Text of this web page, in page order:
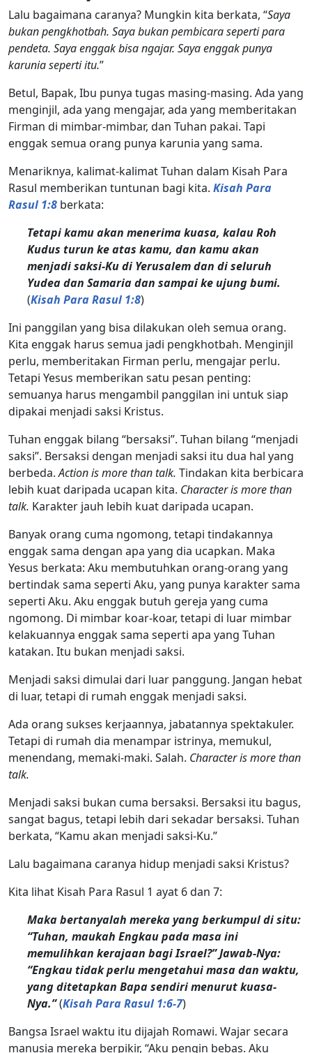
Lalu bagaimana caranya? Mungkin kita berkata, “Saya
bukan pengkhotbah. Saya bukan pembicara seperti para
pendeta. Saya enggak bisa ngajar. Saya enggak punya
karunia seperti itu.”
Betul, Bapak, Ibu punya tugas masing-masing. Ada yang
menginjil, ada yang mengajar, ada yang memberitakan
Firman di mimbar-mimbar, dan Tuhan pakai. Tapi
enggak semua orang punya karunia yang sama.
Menariknya, kalimat-kalimat Tuhan dalam Kisah Para
Rasul memberikan tuntunan bagi kita. Kisah Para
Rasul 1:8 berkata:
Tetapi kamu akan menerima kuasa, kalau Roh
Kudus turun ke atas kamu, dan kamu akan
menjadi saksi-Ku di Yerusalem dan di seluruh
Yudea dan Samaria dan sampai ke ujung bumi.
(Kisah Para Rasul 1:8)
Ini panggilan yang bisa dilakukan oleh semua orang.
Kita enggak harus semua jadi pengkhotbah. Menginjil
perlu, memberitakan Firman perlu, mengajar perlu.
Tetapi Yesus memberikan satu pesan penting:
semuanya harus mengambil panggilan ini untuk siap
dipakai menjadi saksi Kristus.
Tuhan enggak bilang “bersaksi”. Tuhan bilang “menjadi
saksi”. Bersaksi dengan menjadi saksi itu dua hal yang
berbeda.Action is more than talk. Tindakan kita berbicara
lebih kuat daripada ucapan kita. Character is more than
talk. Karakter jauh lebih kuat daripada ucapan.
Banyak orang cuma ngomong, tetapi tindakannya
enggak sama dengan apa yang dia ucapkan. Maka
Yesus berkata: Aku membutuhkan orang-orang yang
bertindak sama seperti Aku, yang punya karakter sama
seperti Aku. Aku enggak butuh gereja yang cuma
ngomong. Di mimbar koar-koar, tetapi di luar mimbar
kelakuannya enggak sama seperti apa yang Tuhan
katakan. Itu bukan menjadi saksi.
Menjadi saksi dimulai dari luar panggung. Jangan hebat
di luar, tetapi di rumah enggak menjadi saksi.
Ada orang sukses kerjaannya, jabatannya spektakuler.
Tetapi di rumah dia menampar istrinya, memukul,
menendang, memaki-maki. Salah. Character is more than
talk.
Menjadi saksi bukan cuma bersaksi. Bersaksi itu bagus,
sangat bagus, tetapi lebih dari sekadar bersaksi. Tuhan
berkata, “Kamu akan menjadi saksi-Ku.”
Lalu bagaimana caranya hidup menjadi saksi Kristus?
Kita lihat Kisah Para Rasul 1 ayat 6 dan 7:
Maka bertanyalah mereka yang berkumpul di situ:
“Tuhan, maukah Engkau pada masa ini
memulihkan kerajaan bagi Israel?” Jawab-Nya:
“Engkau tidak perlu mengetahui masa dan waktu,
yang ditetapkan Bapa sendiri menurut kuasa-
Nya.”(Kisah Para Rasul 1:6-7)
Bangsa Israel waktu itu dijajah Romawi. Wajar secara
manusia mereka berpikir, “Aku pengin bebas. Aku